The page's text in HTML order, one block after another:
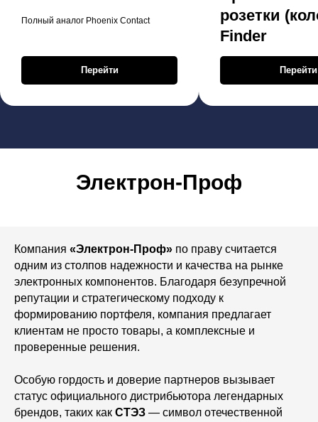
Полный аналог Phoenix Contact
Перейти
розетки
Finder
Перейти
Электрон-Проф
Компания «Электрон-Проф» по праву считается
одним из столпов надежности и качества на рынке
электронных компонентов. Благодаря безупречной
репутации и стратегическому подходу к
формированию портфеля, компания предлагает
клиентам не просто товары, а комплексные и
проверенные решения.
Особую гордость и доверие партнеров вызывает
статус официального дистрибьютора легендарных
брендов, таких как СТЭЗ — символ отечественной